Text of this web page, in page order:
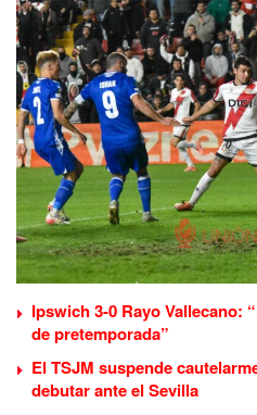
Ipswich 3-0 Rayo Vallecano:
de pretemporada”
El TSJM suspende
debutar ante el Sevilla